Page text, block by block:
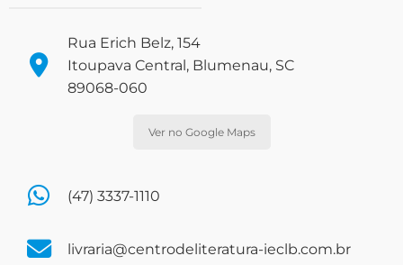
Rua Erich Belz, 154
Itoupava Central, Blumenau, SC
89068-060
Ver no Google Maps
(47) 3337-1110
livraria@centrodeliteratura-ieclb.com.br